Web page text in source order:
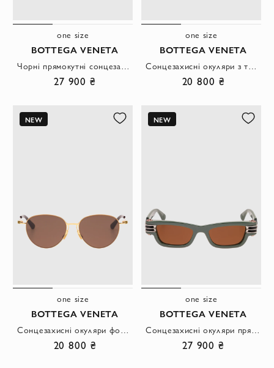
one size
BOTTEGA VENETA
27 900 ₴
one size
BOTTEGA VENETA
20 800 ₴
NEW
one size
BOTTEGA VENETA
20 800 ₴
NEW
one size
BOTTEGA VENETA
27 900 ₴